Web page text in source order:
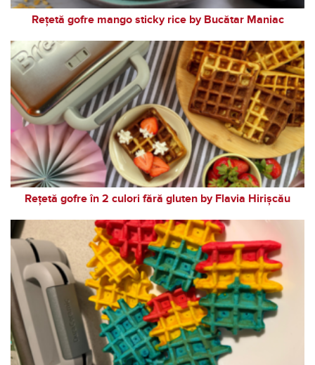
Rețetă gofre mango sticky rice by Bucătar Maniac
Rețetă gofre în 2 culori fără gluten by Flavia Hirișcău